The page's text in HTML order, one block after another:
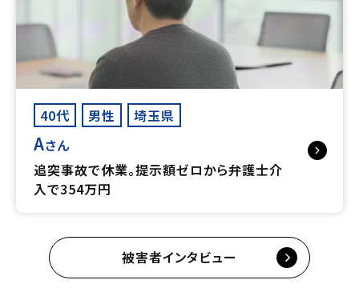
40代 男性 埼玉県
Aさん
追突事故で休業。提示額ゼロから弁護士介
入で354万円
被害者インタビュー